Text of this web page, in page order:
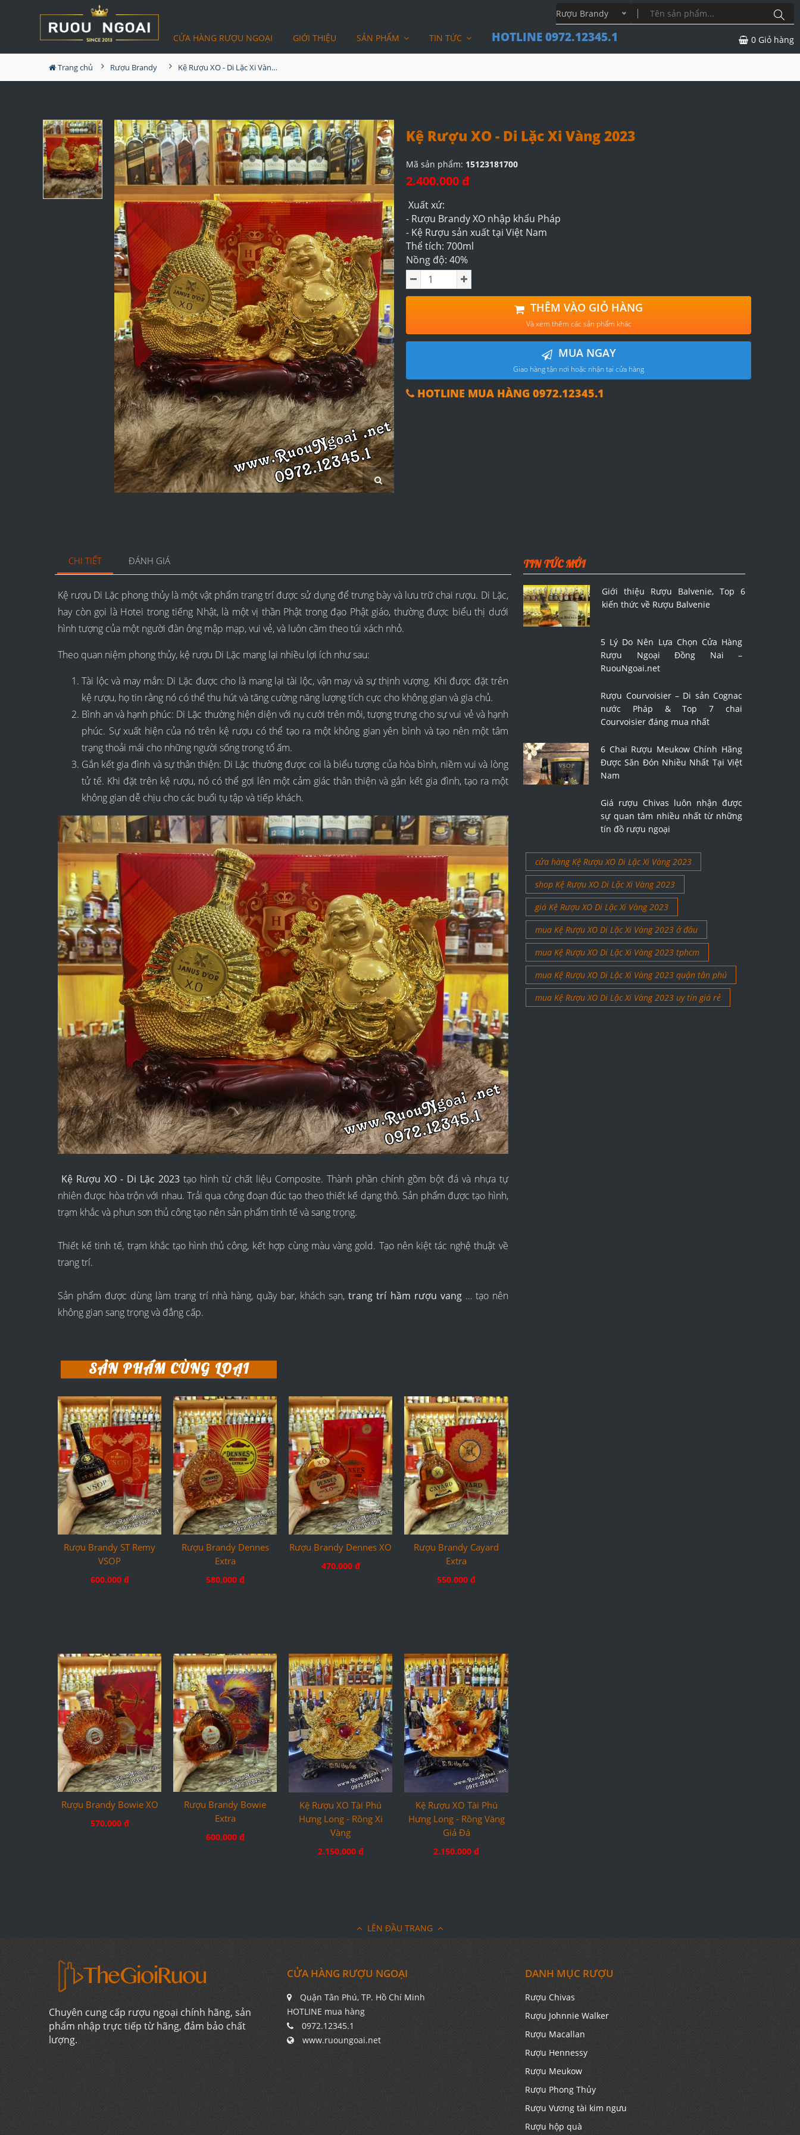
Rượu Brandy
CỬA HÀNG RƯỢU NGOẠI GIỚI THIỆU SẢN PHẨM TIN TỨC HOTLINE 0972.12345.1 0 Giỏ hàng
Trang chủ Rượu Brandy Kệ Rượu XO - Di Lặc Xi Vàng 2023
Kệ Rượu XO - Di Lặc Xi Vàng 2023
Mã sản phẩm: 15123181700
2.400.000 đ
Xuất xứ:
- Rượu Brandy XO nhập khẩu Pháp
- Kệ Rượu sản xuất tại Việt Nam
Thể tích: 700ml
Nồng độ: 40%
THÊM VÀO GIỎ HÀNG
Và xem thêm các sản phẩm khác
MUA NGAY
Giao hàng tận nơi hoặc nhận tại cửa hàng
HOTLINE MUA HÀNG 0972.12345.1
CHI TIẾT ĐÁNH GIÁ
Kệ rượu Di Lặc phong thủy là một vật phẩm trang trí được sử dụng để trưng bày và lưu trữ chai rượu. Di Lặc,
hay còn gọi là Hotei trong tiếng Nhật, là một vị thần Phật trong đạo Phật giáo, thường được biểu thị dưới
hình tượng của một người đàn ông mập mạp, vui vẻ, và luôn cầm theo túi xách nhỏ.
Theo quan niệm phong thủy, kệ rượu Di Lặc mang lại nhiều lợi ích như sau:
Tài lộc và may mắn: Di Lặc được cho là mang lại tài lộc, vận may và sự thịnh vượng. Khi được đặt trên
kệ rượu, họ tin rằng nó có thể thu hút và tăng cường năng lượng tích cực cho không gian và gia chủ.
Bình an và hạnh phúc: Di Lặc thường hiện diện với nụ cười trên môi, tượng trưng cho sự vui vẻ và hạnh
phúc. Sự xuất hiện của nó trên kệ rượu có thể tạo ra một không gian yên bình và tạo nên một tâm
trạng thoải mái cho những người sống trong tổ ấm.
Gắn kết gia đình và sự thân thiện: Di Lặc thường được coi là biểu tượng của hòa bình, niềm vui và lòng
tử tế. Khi đặt trên kệ rượu, nó có thể gợi lên một cảm giác thân thiện và gắn kết gia đình, tạo ra một
không gian dễ chịu cho các buổi tụ tập và tiếp khách.
Kệ Rượu XO - Di Lặc 2023 tạo hình từ chất liệu Composite. Thành phần chính gồm bột đá và nhựa tự
nhiên được hòa trộn với nhau. Trải qua công đoạn đúc tạo theo thiết kế dạng thô. Sản phẩm được tạo hình,
trạm khắc và phun sơn thủ công tạo nên sản phẩm tinh tế và sang trọng.
Thiết kế tinh tế, trạm khắc tạo hình thủ công, kết hợp cùng màu vàng gold. Tạo nên kiệt tác nghệ thuật về
trang trí.
Sản phẩm được dùng làm trang trí nhà hàng, quầy bar, khách sạn,trang trí hầm rượu vang… tạo nên
không gian sang trọng và đẳng cấp.
SẢN PHẨM CÙNG LOẠI
Rượu Brandy ST Remy
VSOP
600.000 đ
Rượu Brandy Dennes
Extra
580.000 đ
Rượu Brandy Dennes XO
470.000 đ
Rượu Brandy Cayard
Extra
550.000 đ
Rượu Brandy Bowie XO
570.000 đ
Rượu Brandy Bowie
Extra
600.000 đ
Kệ Rượu XO Tài Phú
Hưng Long - Rồng Xi
Vàng
2.150.000 đ
Kệ Rượu XO Tài Phú
Hưng Long - Rồng Vàng
Giả Đá
2.150.000 đ
TIN TỨC MỚI
Giới thiệu Rượu Balvenie, Top 6
kiến thức về Rượu Balvenie
5 Lý Do Nên Lựa Chọn Cửa Hàng
Rượu Ngoại Đồng Nai –
RuouNgoai.net
Rượu Courvoisier – Di sản Cognac
nước Pháp & Top 7 chai
Courvoisier đáng mua nhất
6 Chai Rượu Meukow Chính Hãng
Được Săn Đón Nhiều Nhất Tại Việt
Nam
Giá rượu Chivas luôn nhận được
sự quan tâm nhiều nhất từ những
tín đồ rượu ngoại
cửa hàng Kệ Rượu XO Di Lặc Xi Vàng 2023
shop Kệ Rượu XO Di Lặc Xi Vàng 2023
giá Kệ Rượu XO Di Lặc Xi Vàng 2023
mua Kệ Rượu XO Di Lặc Xi Vàng 2023 ở đâu
mua Kệ Rượu XO Di Lặc Xi Vàng 2023 tphcm
mua Kệ Rượu XO Di Lặc Xi Vàng 2023 quận tân phú
mua Kệ Rượu XO Di Lặc Xi Vàng 2023 uy tín giá rẻ
LÊN ĐẦU TRANG
Chuyên cung cấp rượu ngoại chính hãng, sản
phẩm nhập trực tiếp từ hãng, đảm bảo chất
lượng.
CỬA HÀNG RƯỢU NGOẠI
Quận Tân Phú, TP. Hồ Chí Minh
HOTLINE mua hàng
0972.12345.1
www.ruoungoai.net
DANH MỤC RƯỢU
Rượu Chivas
Rượu Johnnie Walker
Rượu Macallan
Rượu Hennessy
Rượu Meukow
Rượu Phong Thủy
Rượu Vương tài kim ngưu
Rượu hộp quà